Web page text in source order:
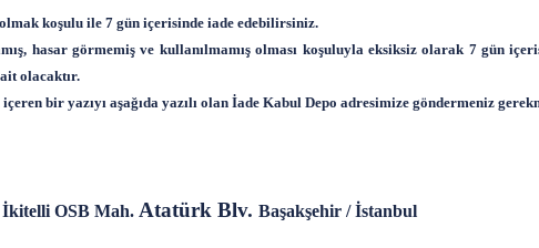
koşulu ile 7 gün içerisinde iade edebilirsiniz.
hasar görmemiş ve kullanılmamış olması koşuluyla eksiksiz olarak 7 gün
ait olacaktır.
bir yazıyı aşağıda yazılı olan İade Kabul Depo adresimize göndermeniz
OSB Mah. Atatürk Blv. Başakşehir / İstanbul